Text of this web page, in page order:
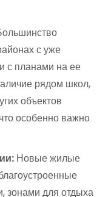
с уже
с планами на ее
рядом школ,
объектов
особенно важно
Новые жилые
зонами для отдыха